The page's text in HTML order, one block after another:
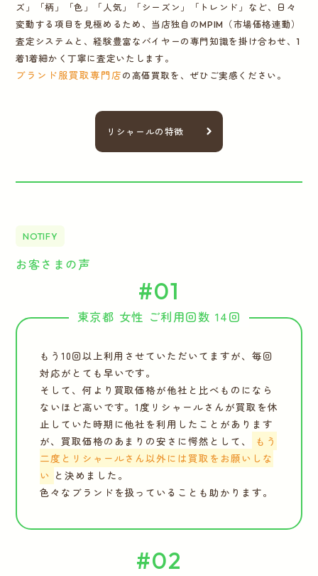
ズ」「柄」「色」「人気」「シーズン」「トレンド」など、日々
変動する項目を見極めるため、当店独自のMPIM（市場価格連動）
査定システムと、経験豊富なバイヤーの専門知識を掛け合わせ、1
着1着細かく丁寧に査定いたします。
ブランド服買取専門店の高価買取を、ぜひご実感ください。
リシャールの特徴
NOTIFY
お客さまの声
#01
東京都 女性 ご利用回数 14回
もう10回以上利用させていただいてますが、毎回
対応がとても早いです。
そして、何より買取価格が他社と比べものになら
ないほど高いです。1度リシャールさんが買取を休
止していた時期に他社を利用したことがあります
が、買取価格のあまりの安さに愕然として、
もう
二度とリシャールさん以外には買取をお願いしな
い と決めました。
色々なブランドを扱っていることも助かります。
#02